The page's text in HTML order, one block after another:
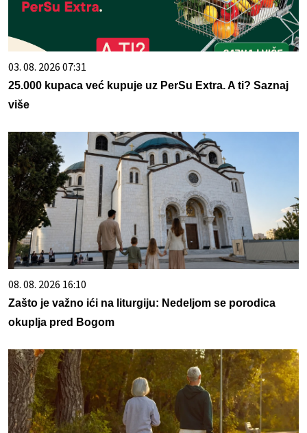
03. 08. 2026 07:31
25.000 kupaca već kupuje uz PerSu Extra. A ti? Saznaj
više
08. 08. 2026 16:10
Zašto je važno ići na liturgiju: Nedeljom se porodica
okuplja pred Bogom